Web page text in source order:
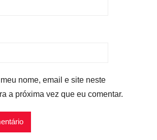
nome, email e site neste
a próxima vez que eu comentar.